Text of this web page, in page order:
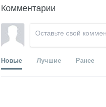
Комментарии
Новые Лучшие Ранее